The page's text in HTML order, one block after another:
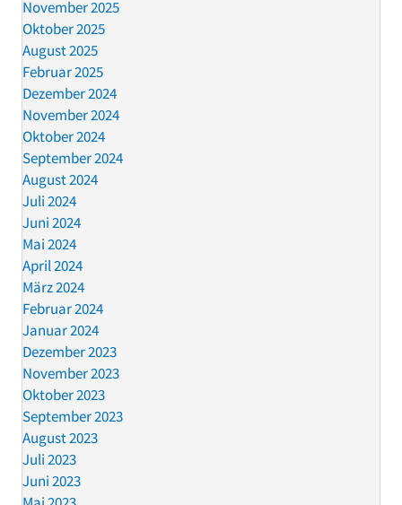
November 2025
Oktober 2025
August 2025
Februar 2025
Dezember 2024
November 2024
Oktober 2024
September 2024
August 2024
Juli 2024
Juni 2024
Mai 2024
April 2024
März 2024
Februar 2024
Januar 2024
Dezember 2023
November 2023
Oktober 2023
September 2023
August 2023
Juli 2023
Juni 2023